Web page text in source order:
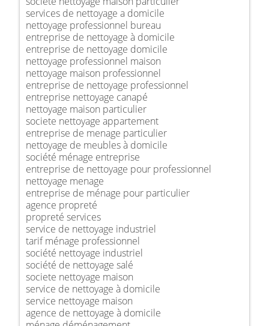
services de nettoyage a domicile
nettoyage professionnel bureau
entreprise de nettoyage à domicile
entreprise de nettoyage domicile
nettoyage professionnel maison
nettoyage maison professionnel
entreprise de nettoyage professionnel
entreprise nettoyage canapé
nettoyage maison particulier
societe nettoyage appartement
entreprise de menage particulier
nettoyage de meubles à domicile
société ménage entreprise
entreprise de nettoyage pour professionnel
nettoyage menage
entreprise de ménage pour particulier
agence propreté
propreté services
service de nettoyage industriel
tarif ménage professionnel
société nettoyage industriel
société de nettoyage salé
societe nettoyage maison
service de nettoyage à domicile
service nettoyage maison
agence de nettoyage à domicile